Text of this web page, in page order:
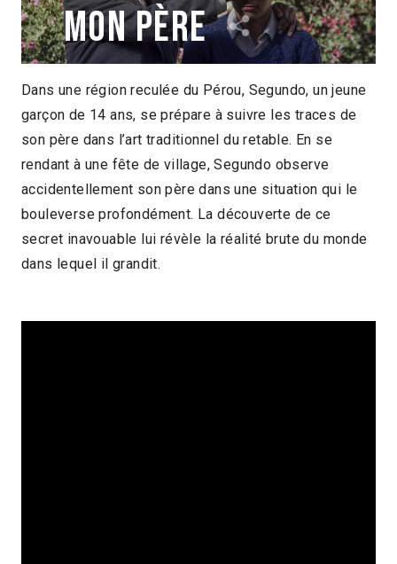
Mon père
Álvaro Delgado-Aparicio Pérou 2017
1h41
2019 > Panorama des associations
2019 > Reprises
Dans une région reculée du Pérou, Segundo, un jeune
garçon de 14 ans, se prépare à suivre les traces de
son père dans l’art traditionnel du retable. En se
rendant à une fête de village, Segundo observe
accidentellement son père dans une situation qui le
bouleverse profondément. La découverte de ce
secret inavouable lui révèle la réalité brute du monde
dans lequel il grandit.